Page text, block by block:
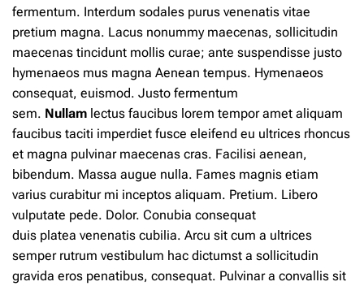
fermentum. Interdum sodales purus venenatis vitae
pretium magna. Lacus nonummy maecenas, sollicitudin
maecenas tincidunt mollis curae; ante suspendisse justo
hymenaeos mus magna Aenean tempus. Hymenaeos
consequat, euismod. Justo fermentum
sem. Nullam lectus faucibus lorem tempor amet aliquam
faucibus taciti imperdiet fusce eleifend eu ultrices rhoncus
et magna pulvinar maecenas cras. Facilisi aenean,
bibendum. Massa augue nulla. Fames magnis etiam
varius curabitur mi inceptos aliquam. Pretium. Libero
vulputate pede. Dolor. Conubia consequat
duis platea venenatis cubilia. Arcu sit cum a ultrices
semper rutrum vestibulum hac dictumst a sollicitudin
gravida eros penatibus, consequat. Pulvinar a convallis sit